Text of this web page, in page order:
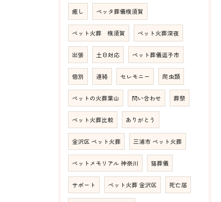
癒し ペッタ葬儀横須賀
ペット火葬 横須賀 ペット火葬深夜
出張 土日対応 ペット葬儀逗子市
個別 連絡 セレモニー 爬虫類
ペットの火葬葉山 問い合わせ 葬祭
ペット火葬比較 ありがとう
金沢区 ペット火葬 三浦市 ペット火葬
ペットメモリアル 神奈川 猫葬儀
サポート ペット火葬 金沢区 死亡届